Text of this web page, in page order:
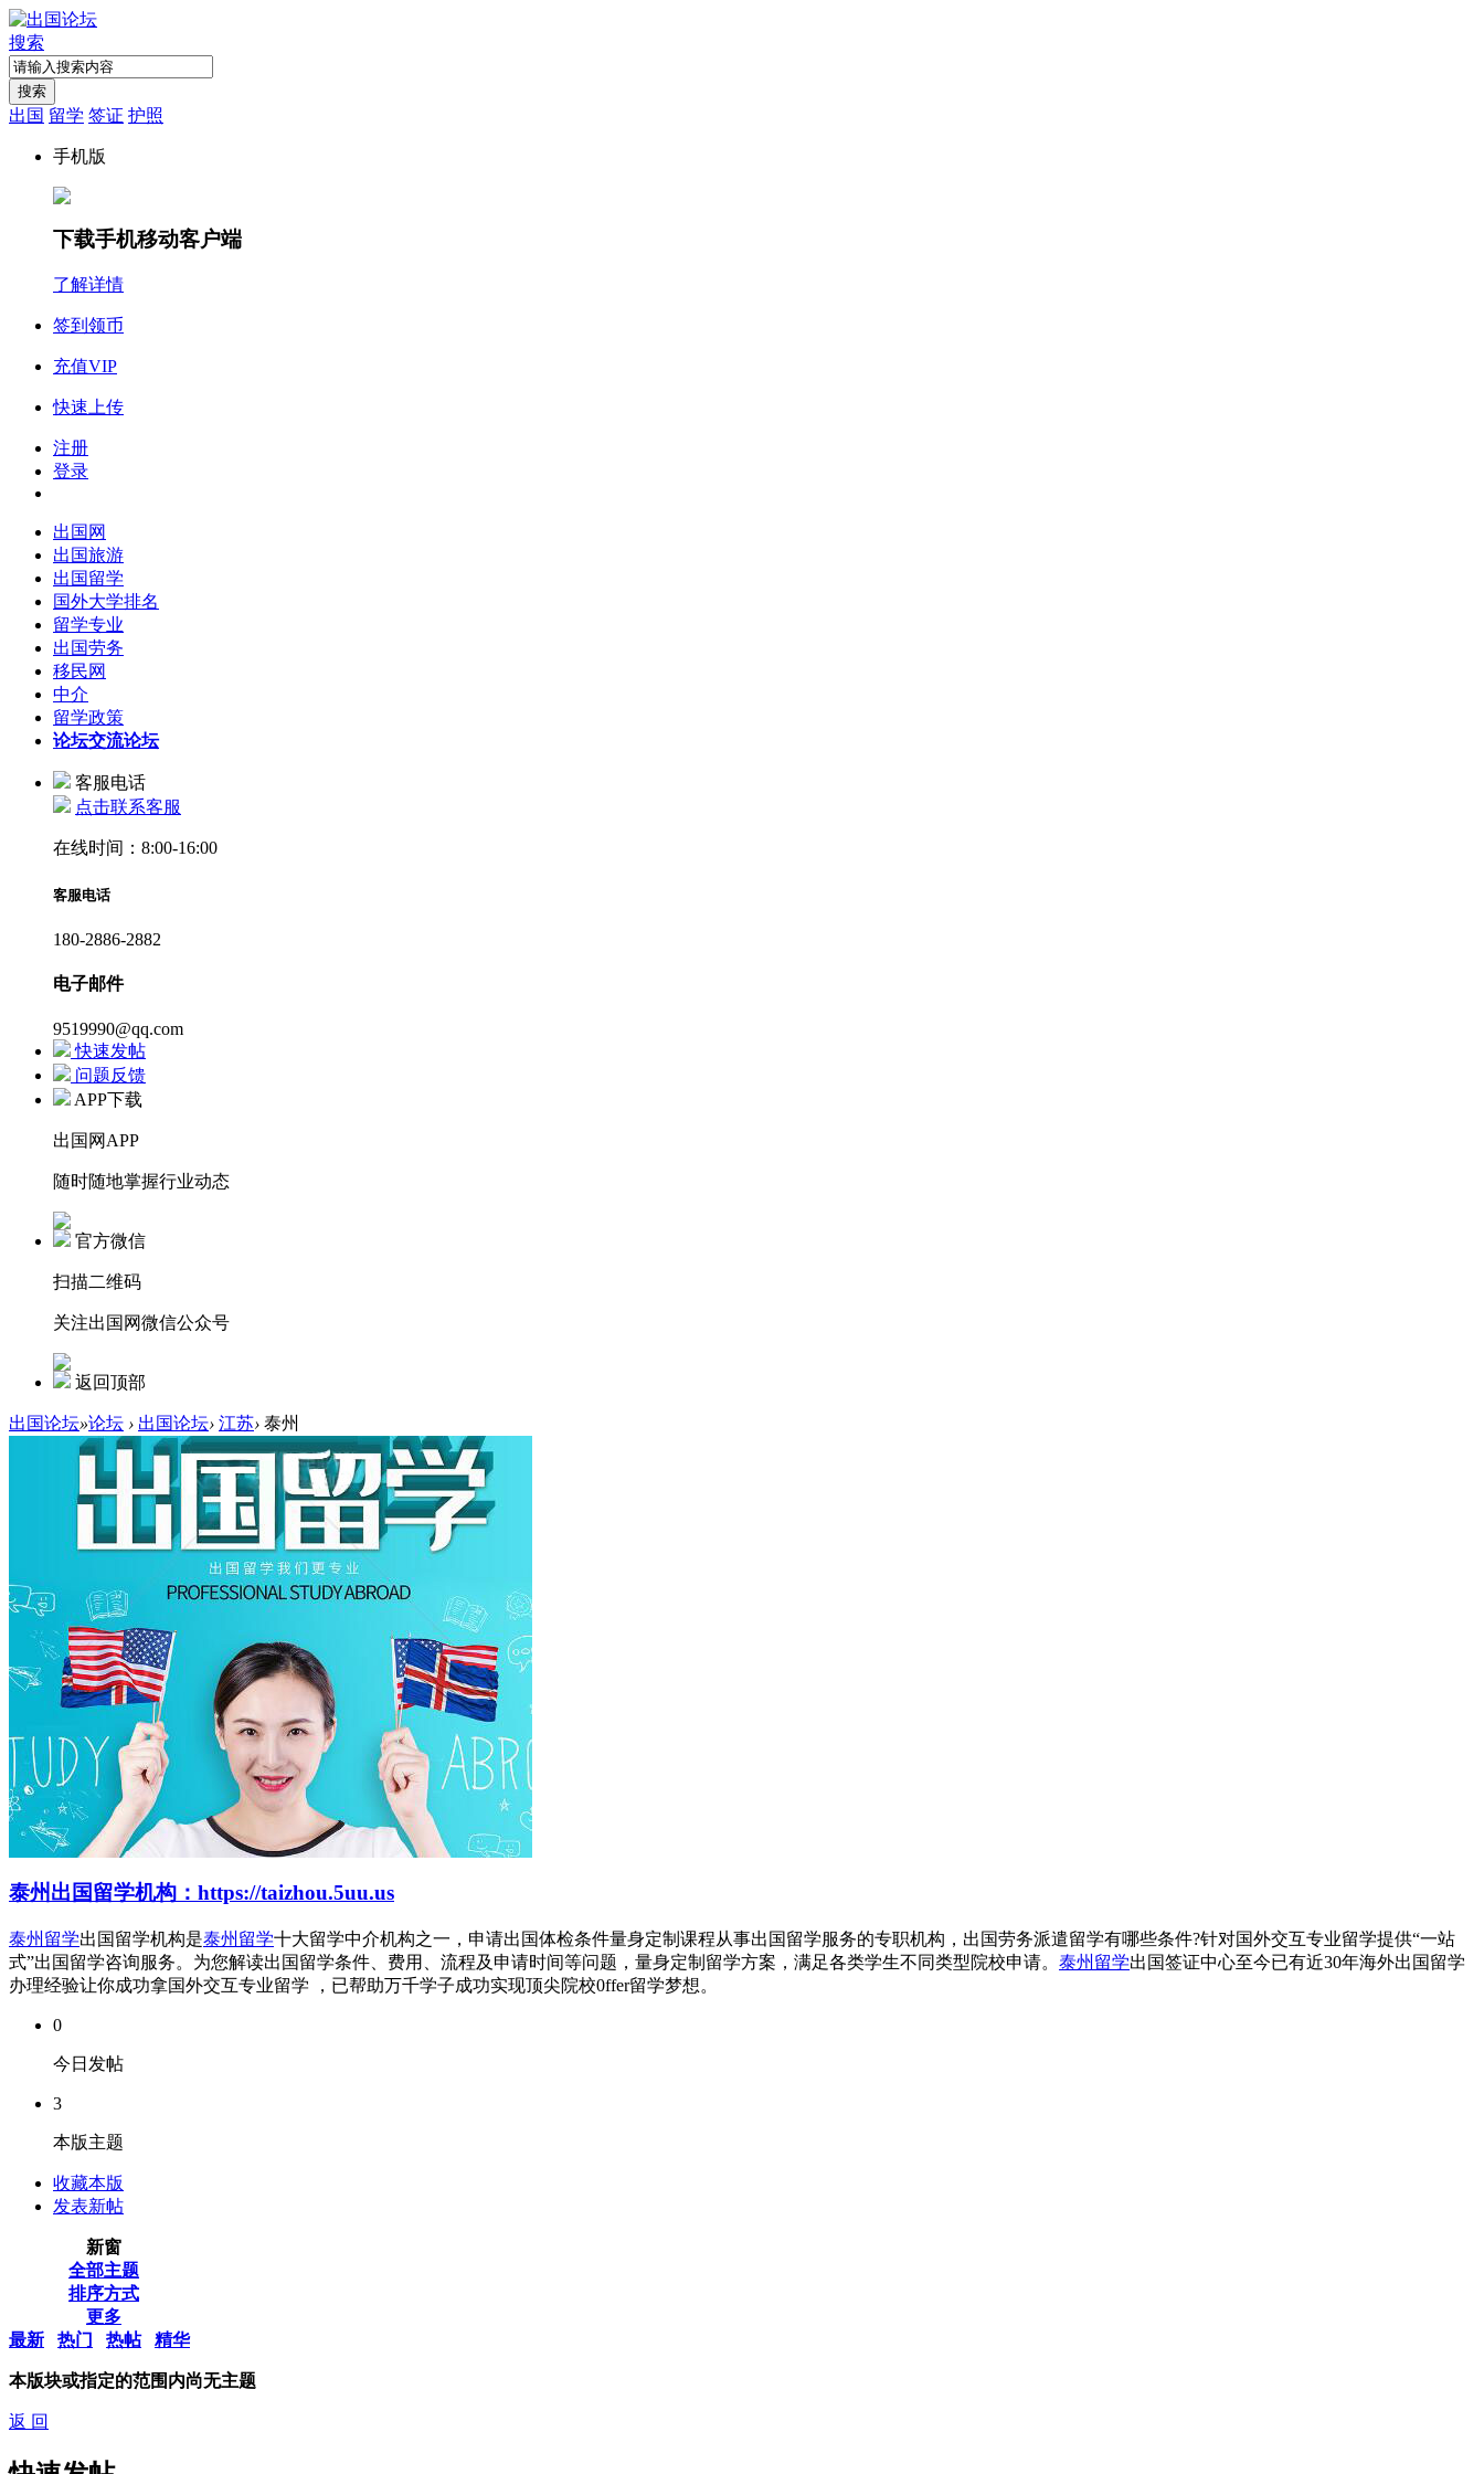
搜索
搜索
出国 留学 签证 护照
手机版
下载手机移动客户端
了解详情
签到领币
充值VIP
快速上传
注册
登录
出国网
出国旅游
出国留学
国外大学排名
留学专业
出国劳务
移民网
中介
留学政策
论坛交流论坛
客服电话
点击联系客服
在线时间：8:00-16:00
客服电话
180-2886-2882
电子邮件
9519990@qq.com
快速发帖
问题反馈
APP下载
出国网APP
随时随地掌握行业动态
官方微信
扫描二维码
关注出国网微信公众号
返回顶部
出国论坛»论坛 › 出国论坛› 江苏› 泰州
泰州出国留学机构：https://taizhou.5uu.us
泰州留学出国留学机构是泰州留学十大留学中介机构之一，申请出国体检条件量身定制课程从事出国留学服务的专职机构，出国劳务派遣留学有哪些条件?针对国外交互专业留学提供“一站
式”出国留学咨询服务。为您解读出国留学条件、费用、流程及申请时间等问题，量身定制留学方案，满足各类学生不同类型院校申请。 泰州留学出国签证中心至今已有近30年海外出国留学
办理经验让你成功拿国外交互专业留学 ，已帮助万千学子成功实现顶尖院校0ffer留学梦想。
0
今日发帖
3
本版主题
收藏本版
发表新帖
新窗
全部主题
排序方式
更多
最新
热门 热帖 精华
本版块或指定的范围内尚无主题
返 回